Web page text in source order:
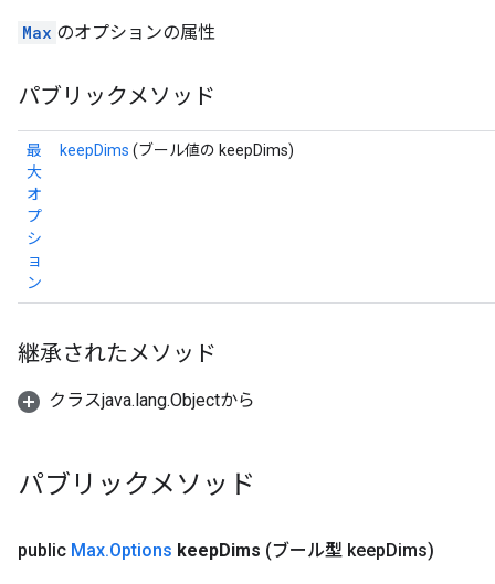
Max のオプションの属性
パブリックメソッド
最
大
オ
プ
シ
ョ
ン
keepDims (ブール値の keepDims)
継承されたメソッド
クラスjava.lang.Objectから
パブリックメソッド
public Max.Options keepDims (ブール型 keepDims)